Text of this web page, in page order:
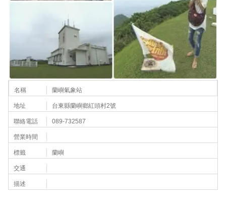
名稱 蘭嶼氣象站
地址 台東縣蘭嶼鄉紅頭村2號
聯絡電話 089-732587
營業時間
標籤 蘭嶼
交通
描述